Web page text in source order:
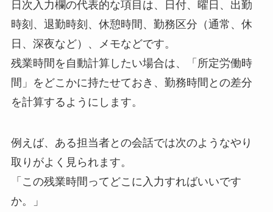
日次入力欄の代表的な項目は、日付、曜日、出勤
時刻、退勤時刻、休憩時間、勤務区分（通常、休
日、深夜など）、メモなどです。
残業時間を自動計算したい場合は、「所定労働時
間」をどこかに持たせておき、勤務時間との差分
を計算するようにします。
例えば、ある担当者との会話では次のようなやり
取りがよく見られます。
「この残業時間ってどこに入力すればいいです
か。」